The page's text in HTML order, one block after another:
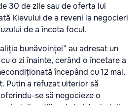
30 de zile sau de oferta lui
Kievului de a reveni la negocieri
de a înceta focul.
bunăvoinței” au adresat un
o zi înainte, cerând o încetare a
începând cu 12 mai,
Putin a refuzat ulterior să
se să negocieze o